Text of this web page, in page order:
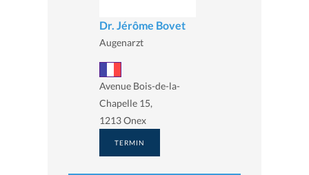
Dr. Jérôme Bovet
Augenarzt
Avenue Bois-de-la-
Chapelle 15,
1213 Onex
TERMIN